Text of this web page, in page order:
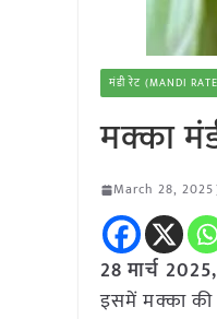
मंडी रेट (MANDI
मक्का
March 28, 2025
28 मार्च
इसमें मक्का